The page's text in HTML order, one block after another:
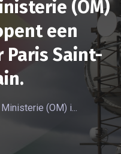
(OM)
een
Paris Saint-
(OM) i...